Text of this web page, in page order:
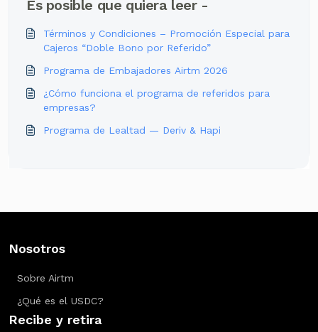
Es posible que quiera leer -
Términos y Condiciones – Promoción Especial para
Cajeros “Doble Bono por Referido”
Programa de Embajadores Airtm 2026
¿Cómo funciona el programa de referidos para
empresas?
Programa de Lealtad — Deriv & Hapi
Nosotros
Sobre Airtm
¿Qué es el USDC?
Recibe y retira